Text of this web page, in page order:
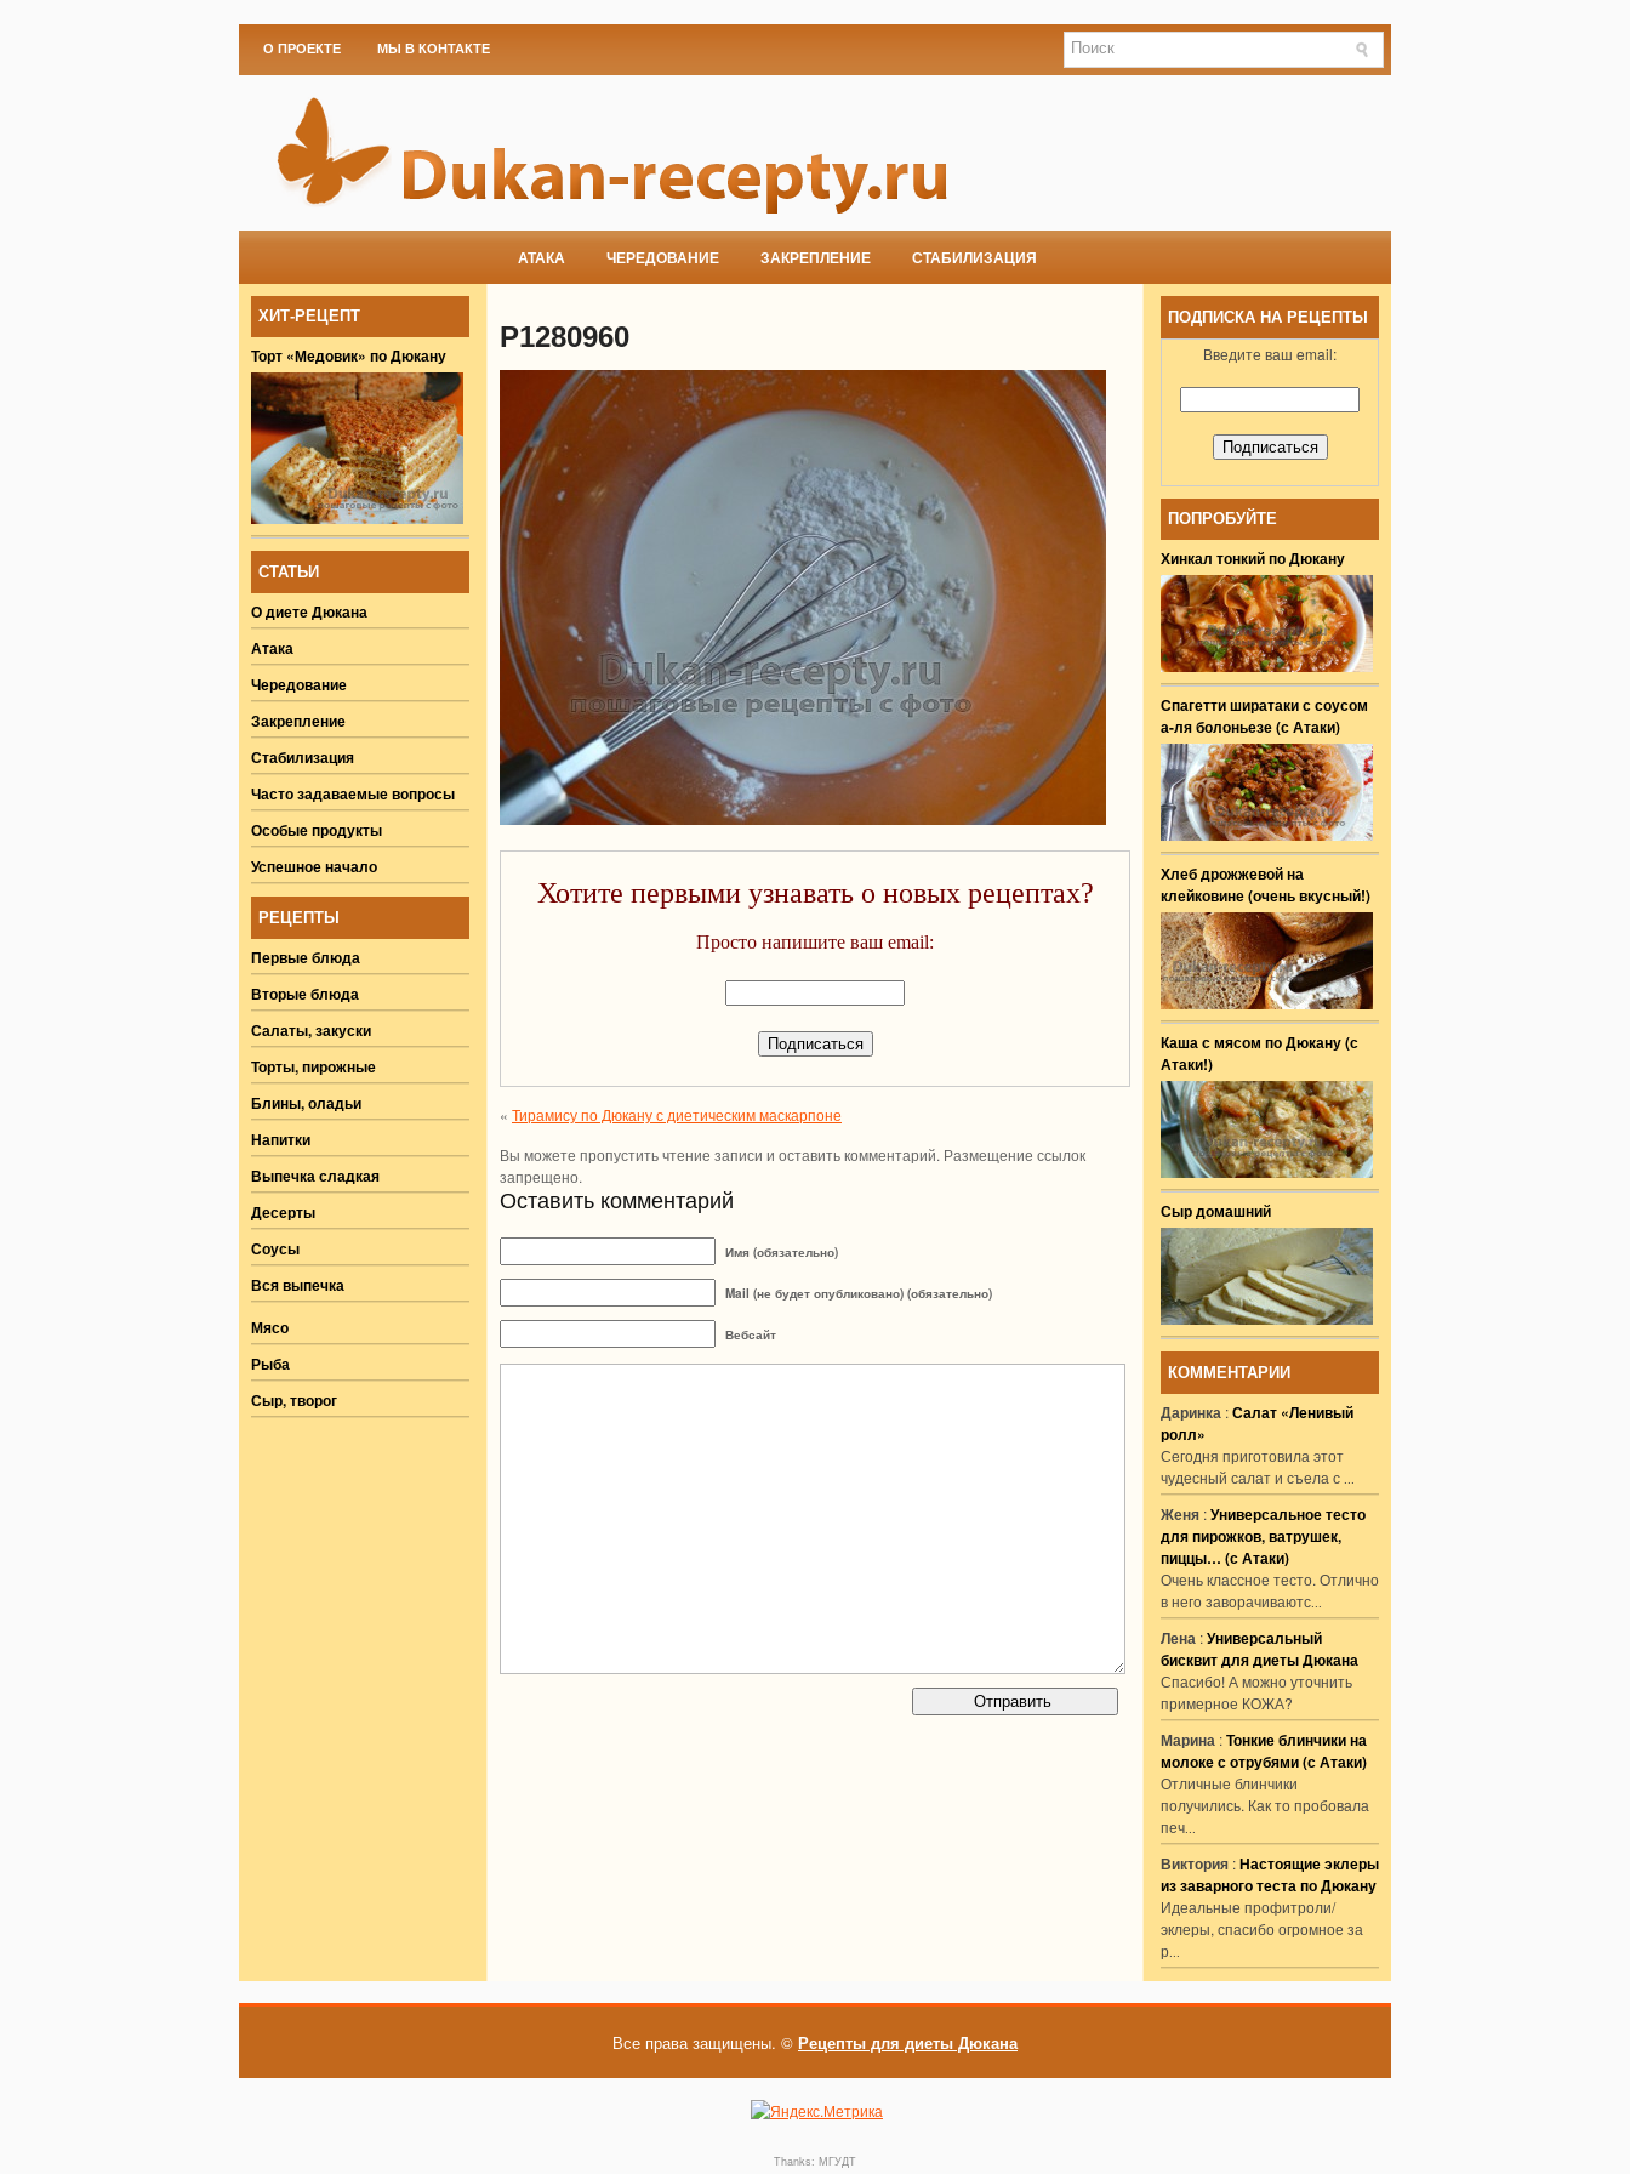
О ПРОЕКТЕ МЫ В КОНТАКТЕ
АТАКА ЧЕРЕДОВАНИЕ ЗАКРЕПЛЕНИЕ СТАБИЛИЗАЦИЯ
ХИТ-РЕЦЕПТ
Торт «Медовик» по Дюкану
СТАТЬИ
О диете Дюкана
Атака
Чередование
Закрепление
Стабилизация
Часто задаваемые вопросы
Особые продукты
Успешное начало
РЕЦЕПТЫ
Первые блюда
Вторые блюда
Салаты, закуски
Торты, пирожные
Блины, оладьи
Напитки
Выпечка сладкая
Десерты
Соусы
Вся выпечка
Мясо
Рыба
Сыр, творог
P1280960
Хотите первыми узнавать о новых рецептах?
Просто напишите ваш email:
« Тирамису по Дюкану с диетическим маскарпоне
Вы можете пропустить чтение записи и оставить комментарий. Размещение ссылок
запрещено.
Оставить комментарий
Имя (обязательно)
Mail (не будет опубликовано) (обязательно)
Вебсайт
ПОДПИСКА НА РЕЦЕПТЫ
Введите ваш email:
ПОПРОБУЙТЕ
Хинкал тонкий по Дюкану
Спагетти ширатаки с соусом
а-ля болоньезе (с Атаки)
Хлеб дрожжевой на
клейковине (очень вкусный!)
Каша с мясом по Дюкану (с
Атаки!)
Сыр домашний
КОММЕНТАРИИ
Даринка :Салат «Ленивый
ролл»
Сегодня приготовила этот
чудесный салат и съела с ...
Женя :Универсальное тесто
для пирожков, ватрушек,
пиццы… (с Атаки)
Очень классное тесто. Отлично
в него заворачиваютс...
Лена :Универсальный
бисквит для диеты Дюкана
Спасибо! А можно уточнить
примерное КОЖА?
Марина :Тонкие блинчики на
молоке с отрубями (с Атаки)
Отличные блинчики
получились. Как то пробовала
печ...
Виктория :Настоящие эклеры
из заварного теста по Дюкану
Идеальные профитроли/
эклеры, спасибо огромное за
р...
Все права защищены. © Рецепты для диеты Дюкана
Thanks: МГУДТ